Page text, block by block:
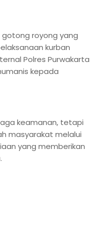
royong yang
kurban
Polres Purwakarta
kepada
keamanan, tetapi
masyarakat melalui
yang memberikan